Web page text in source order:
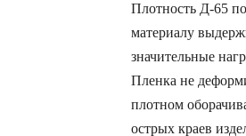
Плотность Д-65
материалу
значительные
Пленка не
плотном
острых краев